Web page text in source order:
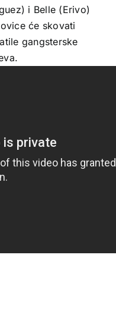
i Belle (Erivo)
će skovati
gangsterske